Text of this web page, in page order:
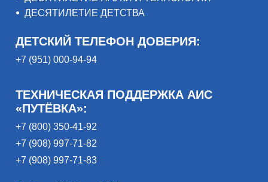
ДЕСЯТИЛЕТИЕ ДЕТСТВА
ДЕТСКИЙ ТЕЛЕФОН ДОВЕРИЯ:
+7 (951) 000-94-94
ТЕХНИЧЕСКАЯ ПОДДЕРЖКА АИС
«ПУТЁВКА»:
+7 (800) 350-41-92
+7 (908) 997-71-82
+7 (908) 997-71-83